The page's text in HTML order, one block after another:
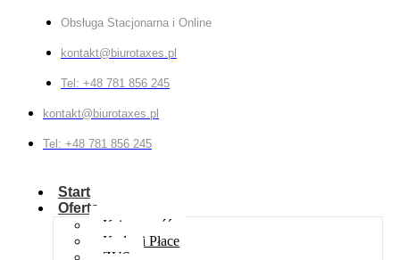
Obsługa Stacjonarna i Online
kontakt@biurotaxes.pl
Tel: +48 781 856 245
kontakt@biurotaxes.pl
Tel: +48 781 856 245
Start
Oferta
Księgowość
Kadry i Płace
ZUS